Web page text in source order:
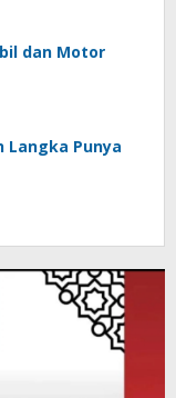
dan Motor
Langka Punya